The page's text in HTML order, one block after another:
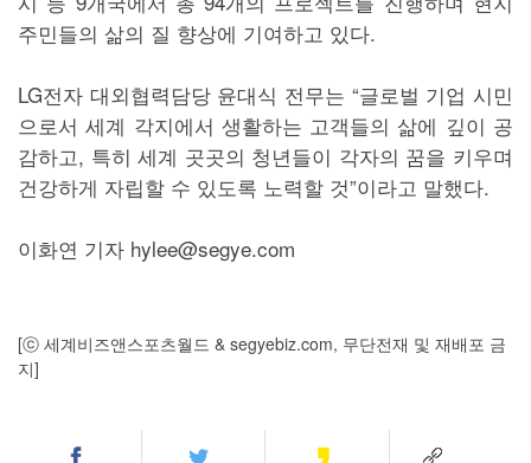
주민들의 삶의 질 향상에 기여하고 있다.
LG전자 대외협력담당 윤대식 전무는 “글로벌 기업 시민
으로서 세계 각지에서 생활하는 고객들의 삶에 깊이 공
감하고, 특히 세계 곳곳의 청년들이 각자의 꿈을 키우며
건강하게 자립할 수 있도록 노력할 것”이라고 말했다.
이화연 기자 hylee@segye.com
[ⓒ 세계비즈앤스포츠월드 & segyebiz.com, 무단전재 및 재배포 금
지]